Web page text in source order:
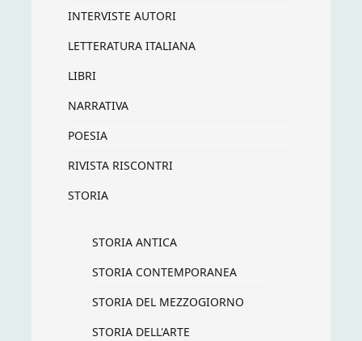
INTERVISTE AUTORI
LETTERATURA ITALIANA
LIBRI
NARRATIVA
POESIA
RIVISTA RISCONTRI
STORIA
STORIA ANTICA
STORIA CONTEMPORANEA
STORIA DEL MEZZOGIORNO
STORIA DELL'ARTE